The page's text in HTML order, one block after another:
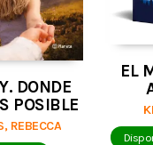
DONDE
POSIBLE
REBECCA
EL